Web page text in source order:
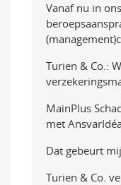
Vanaf nu in
Turien & Co.:
MainPlus
met
Dat gebeurt
Turien & Co.